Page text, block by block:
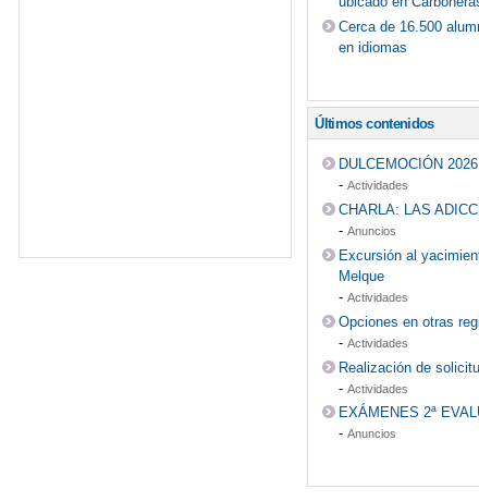
Cerca de 16.500
en idiomas
Últimos contenidos
DULCEMOCIÓN 2026
-Actividades
CHARLA: LAS
-Anuncios
Excursión al
Melque
-Actividades
Opciones en otras
-Actividades
Realización de
-Actividades
EXÁMENES 2ª
-Anuncios